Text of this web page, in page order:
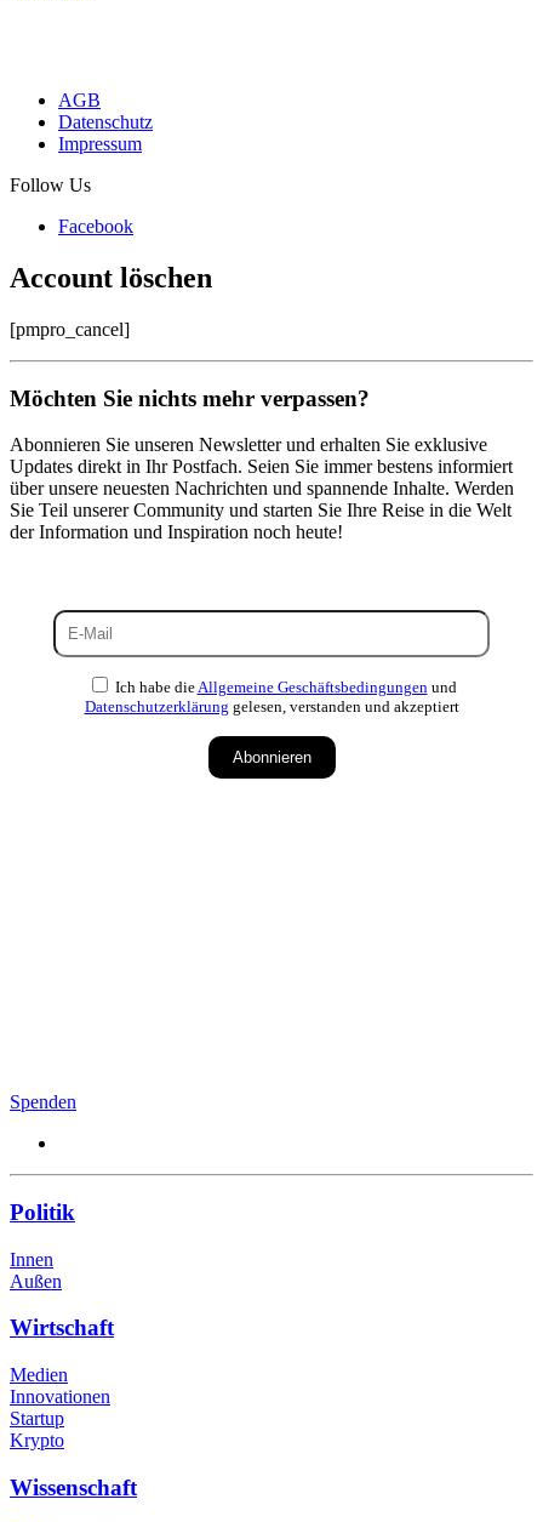
AGB
Datenschutz
Impressum
Follow Us
Facebook
Account löschen
[pmpro_cancel]
Möchten Sie nichts mehr verpassen?
Abonnieren Sie unseren Newsletter und erhalten Sie exklusive
Updates direkt in Ihr Postfach. Seien Sie immer bestens informiert
über unsere neuesten Nachrichten und spannende Inhalte. Werden
Sie Teil unserer Community und starten Sie Ihre Reise in die Welt
der Information und Inspiration noch heute!
Ich habe die Allgemeine Geschäftsbedingungen und
Datenschutzerklärung gelesen, verstanden und akzeptiert
Abonnieren
Spenden
Politik
Innen
Außen
Wirtschaft
Medien
Innovationen
Startup
Krypto
Wissenschaft